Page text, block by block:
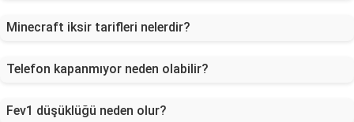
Minecraft iksir tarifleri nelerdir?
Telefon kapanmıyor neden olabilir?
Fev1 düşüklüğü neden olur?